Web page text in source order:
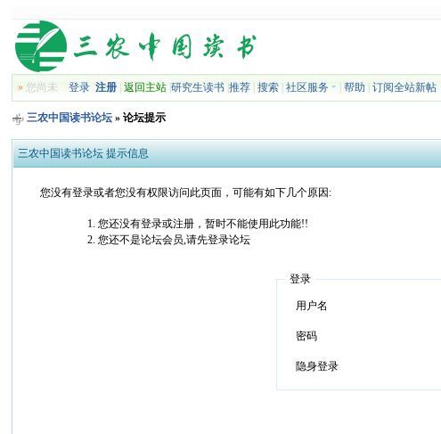
» 您尚未登录 注册 |返回主站 |研究生读书 |推荐 |搜索 |社区服务 |帮助 |订阅全站新帖
三农中国读书论坛 » 论坛提示
三农中国读书论坛 提示信息
您没有登录或者您没有权限访问此页面，可能有如下几个原因:
您还没有登录或注册，暂时不能使用此功能!!
您还不是论坛会员,请先登录论坛
登录
用户名
密码
隐身登录